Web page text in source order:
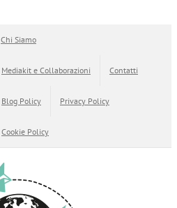
Chi Siamo
Mediakit e Collaborazioni Contatti
Blog Policy Privacy Policy
Cookie Policy